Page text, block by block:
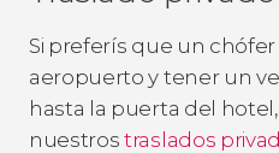
Si preferís que un
aeropuerto y tener un
hasta la puerta del
nuestros traslados